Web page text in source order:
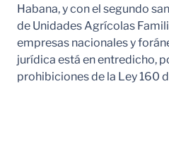
Habana, y con el segundo
de Unidades Agrícolas
empresas nacionales y
jurídica está en entredicho,
prohibiciones de la Ley 160